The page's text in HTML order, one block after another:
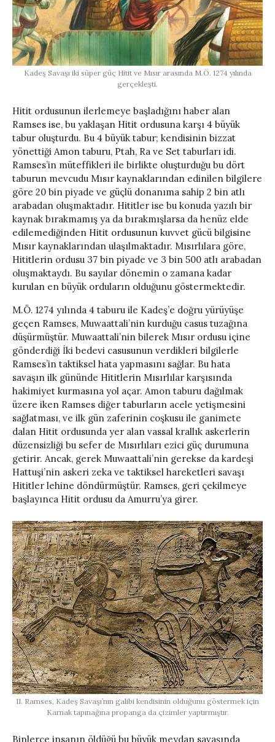
Kadeş Savaşı iki süper güç Hitit ve Mısır arasında M.Ö. 1274 yılında
gerçekleşti.
Hitit ordusunun ilerlemeye başladığını haber alan
Ramses ise, bu yaklaşan Hitit ordusuna karşı 4 büyük
tabur oluşturdu. Bu 4 büyük tabur; kendisinin bizzat
yönettiği Amon taburu, Ptah, Ra ve Set taburları idi.
Ramses’in müteffikleri ile birlikte oluşturduğu bu dört
taburun mevcudu Mısır kaynaklarından edinilen bilgilere
göre 20 bin piyade ve güçlü donanıma sahip 2 bin atlı
arabadan oluşmaktadır. Hititler ise bu konuda yazılı bir
kaynak bırakmamış ya da bırakmışlarsa da henüz elde
edilemediğinden Hitit ordusunun kuvvet gücü bilgisine
Mısır kaynaklarından ulaşılmaktadır. Mısırlılara göre,
Hititlerin ordusu 37 bin piyade ve 3 bin 500 atlı arabadan
oluşmaktaydı. Bu sayılar dönemin o zamana kadar
kurulan en büyük orduların olduğunu göstermektedir.
M.Ö. 1274 yılında 4 taburu ile Kadeş’e doğru yürüyüşe
geçen Ramses, Muwaattali’nin kurduğu casus tuzağına
düşürmüştür. Muwaattali’nin bilerek Mısır ordusu içine
gönderdiği İki bedevi casusunun verdikleri bilgilerle
Ramses’in taktiksel hata yapmasını sağlar. Bu hata
savaşın ilk gününde Hititlerin Mısırlılar karşısında
hakimiyet kurmasına yol açar. Amon taburu dağılmak
üzere iken Ramses diğer taburların acele yetişmesini
sağlatması, ve ilk gün zaferinin coşkusu ile ganimete
dalan Hitit ordusunda yer alan vassal krallık askerlerin
düzensizliği bu sefer de Mısırlıları ezici güç durumuna
getirir. Ancak, gerek Muwaattali’nin gerekse da kardeşi
Hattuşi’nin askeri zeka ve taktiksel hareketleri savaşı
Hititler lehine döndürmüştür. Ramses, geri çekilmeye
başlayınca Hitit ordusu da Amurru’ya girer.
II. Ramses, Kadeş Savaşı’nın galibi kendisinin olduğunu göstermek için
Karnak tapınağına propanga da çizimler yaptırmıştır.
Binlerce insanın öldüğü bu büyük meydan savaşında